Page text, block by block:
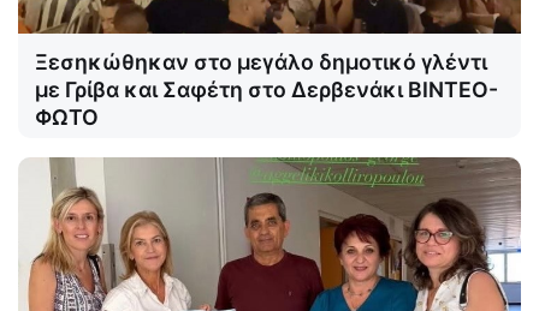
Ξεσηκώθηκαν στο μεγάλο δημοτικό γλέντι
με Γρίβα και Σαφέτη στο Δερβενάκι ΒΙΝΤΕΟ-
ΦΩΤΟ